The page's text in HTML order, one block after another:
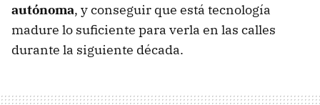
autónoma, y conseguir que está tecnología
madure lo suficiente para verla en las calles
durante la siguiente década.